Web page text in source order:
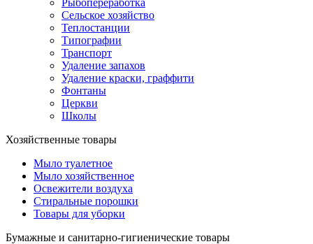
Рыбопереработка
Сельское хозяйство
Теплостанции
Типографии
Транспорт
Удаление запахов
Удаление краски, граффити
Фонтаны
Церкви
Школы
Хозяйственные товары
Мыло туалетное
Мыло хозяйственное
Освежители воздуха
Стиральные порошки
Товары для уборки
Бумажные и санитарно-гигиенические товары